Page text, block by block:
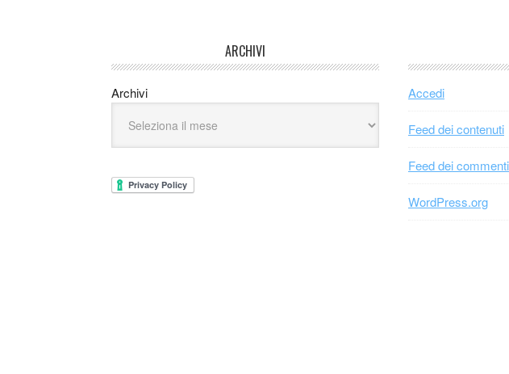
ARCHIVI
Archivi Accedi
Feed dei contenuti
Feed dei commenti
WordPress.org